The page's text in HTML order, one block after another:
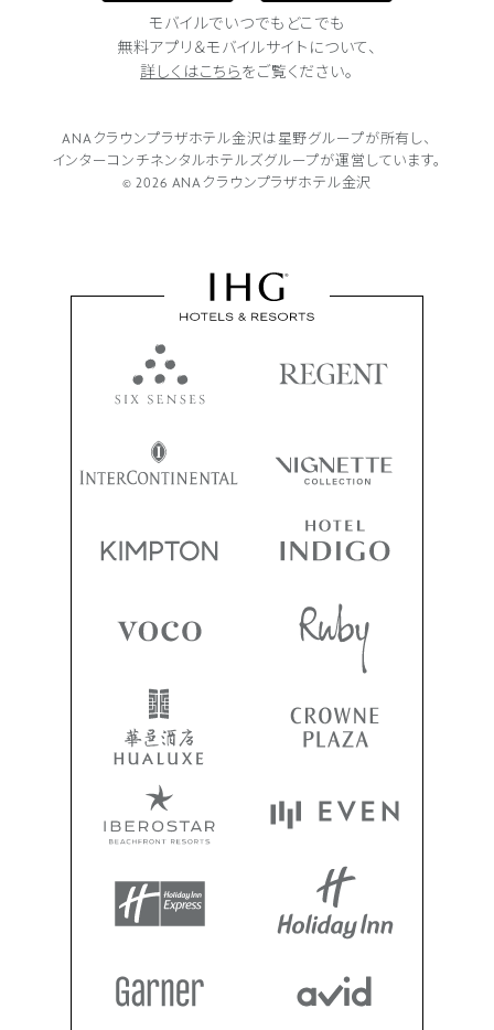
モバイルでいつでもどこでも
無料アプリ＆モバイルサイトについて、
詳しくはこちら をご覧ください。
ANAクラウンプラザホテル金沢は 星野グループが所有し、
インターコンチネンタルホテルズグループが運営しています。
© 2026 ANAクラウンプラザホテル金沢